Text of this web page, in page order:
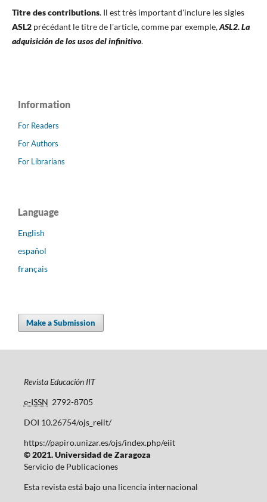
Titre des contributions. Il est très important d'inclure les sigles
ASL2précédant le titre de l'article, comme par exemple,ASL2. La
adquisición de los usos del infinitivo.
Information
For Readers
For Authors
For Librarians
Language
English
español
français
Make a Submission
Revista Educación IIT
e-ISSN 2792-8705
DOI 10.26754/ojs_reiit/
https://papiro.unizar.es/ojs/index.php/eiit
© 2021. Universidad de Zaragoza
Servicio de Publicaciones
Esta revista está bajo una licencia internacional